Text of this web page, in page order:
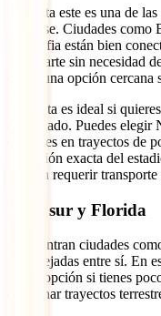
La costa este es una de
moverse. Ciudades
Filadelfia están bien
trasladarte sin necesidad
como una opción
Esta ruta es ideal si
demasiado. Puedes
ciudades en trayectos de
ubicación exacta del
pueden requerir
Ruta sur y Florida
Aquí entran ciudades
más alejadas entre sí. En
mejor opción si tienes
combinar trayectos